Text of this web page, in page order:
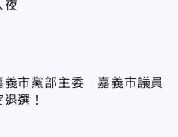
夜
義市黨部主委 嘉義市議員
選！